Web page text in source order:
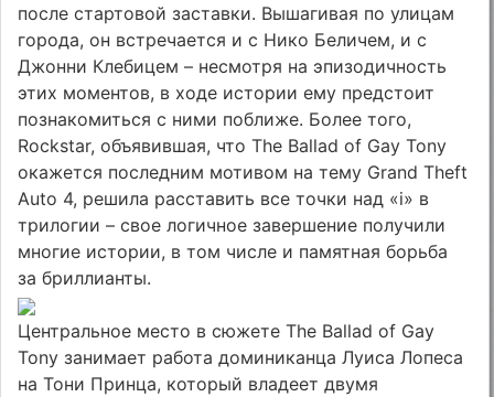
после стартовой заставки. Вышагивая по улицам
города, он встречается и с Нико Беличем, и с
Джонни Клебицем – несмотря на эпизодичность
этих моментов, в ходе истории ему предстоит
познакомиться с ними поближе. Более того,
Rockstar, объявившая, что The Ballad of Gay Tony
окажется последним мотивом на тему Grand Theft
Auto 4, решила расставить все точки над «i» в
трилогии – свое логичное завершение получили
многие истории, в том числе и памятная борьба
за бриллианты.
Центральное место в сюжете The Ballad of Gay
Tony занимает работа доминиканца Луиса Лопеса
на Тони Принца, который владеет двумя